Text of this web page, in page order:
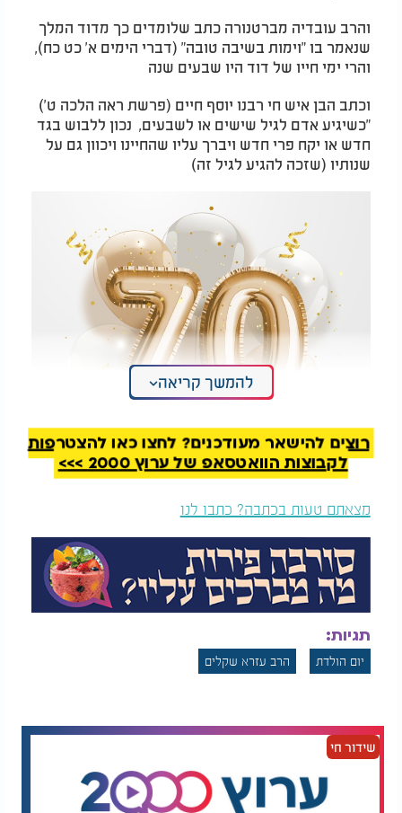
והרב עובדיה מברטנורה כתב שלומדים כך מדוד המלך
שנאמר בו "וימות בשיבה טובה" (דברי הימים א' כט כח),
והרי ימי חייו של דוד היו שבעים שנה
וכתב הבן איש חי רבנו יוסף חיים (פרשת ראה הלכה ט')
"כשיגיע אדם לגיל שישים או לשבעים, נכון ללבוש בגד
חדש או יקח פרי חדש ויברך עליו שהחיינו ויכוון גם על
שנותיו (שזכה להגיע לגיל זה)
יש לזה כח עצום"
להמשך קריאה
רוצים להישאר מעודכנים? לחצו כאן להצטרפות
לקבוצות הוואטסאפ של ערוץ 2000 >>>
מצאתם טעות בכתבה? כתבו לנו
תגיות:
יום הולדת הרב עזרא שקלים
שידור חי